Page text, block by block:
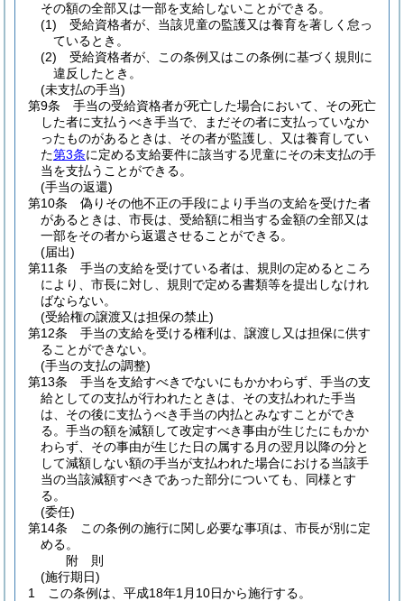
その額の全部又は一部を支給しないことができる。
(1)
受給資格者が、当該児童の監護又は養育を著しく怠っ
ているとき。
(2)
受給資格者が、この条例又はこの条例に基づく規則に
違反したとき。
(未支払の手当)
第9条
手当の受給資格者が死亡した場合において、その死亡
した者に支払うべき手当で、まだその者に支払っていなか
ったものがあるときは、その者が監護し、又は養育してい
た第3条に定める支給要件に該当する児童にその未支払の手
当を支払うことができる。
(手当の返還)
第10条
偽りその他不正の手段により手当の支給を受けた者
があるときは、市長は、受給額に相当する金額の全部又は
一部をその者から返還させることができる。
(届出)
第11条
手当の支給を受けている者は、規則の定めるところ
により、市長に対し、規則で定める書類等を提出しなけれ
ばならない。
(受給権の譲渡又は担保の禁止)
第12条
手当の支給を受ける権利は、譲渡し又は担保に供す
ることができない。
(手当の支払の調整)
第13条
手当を支給すべきでないにもかかわらず、手当の支
給としての支払が行われたときは、その支払われた手当
は、その後に支払うべき手当の内払とみなすことができ
る。 手当の額を減額して改定すべき事由が生じたにもかか
わらず、その事由が生じた日の属する月の翌月以降の分と
して減額しない額の手当が支払われた場合における当該手
当の当該減額すべきであった部分についても、同様とす
る。
(委任)
第14条
この条例の施行に関し必要な事項は、市長が別に定
める。
附 則
(施行期日)
1
この条例は、平成18年1月10日から施行する。